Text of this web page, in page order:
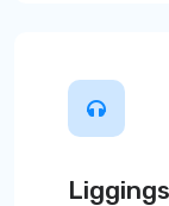
Liggings